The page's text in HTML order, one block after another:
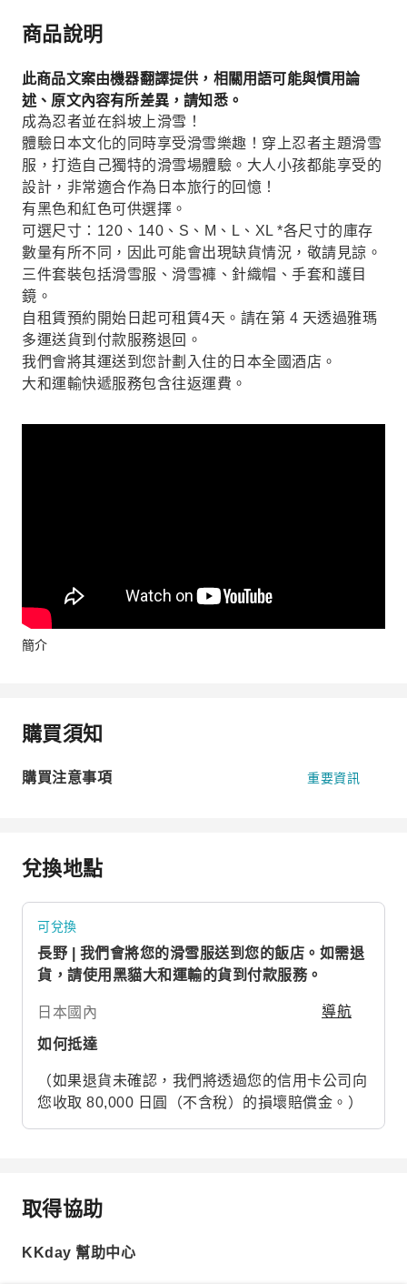
商品說明
此商品文案由機器翻譯提供，相關用語可能與慣用論
述、原文內容有所差異，請知悉。
成為忍者並在斜坡上滑雪！
體驗日本文化的同時享受滑雪樂趣！穿上忍者主題滑雪
服，打造自己獨特的滑雪場體驗。大人小孩都能享受的
設計，非常適合作為日本旅行的回憶！
有黑色和紅色可供選擇。
可選尺寸：120、140、S、M、L、XL *各尺寸的庫存
數量有所不同，因此可能會出現缺貨情況，敬請見諒。
三件套裝包括滑雪服、滑雪褲、針織帽、手套和護目
鏡。
自租賃預約開始日起可租賃4天。請在第 4 天透過雅瑪
多運送貨到付款服務退回。
我們會將其運送到您計劃入住的日本全國酒店。
大和運輸快遞服務包含往返運費。
簡介
購買須知
購買注意事項 重要資訊
兌換地點
可兌換
長野 | 我們會將您的滑雪服送到您的飯店。如需退
貨，請使用黑貓大和運輸的貨到付款服務。
日本國內 導航
如何抵達
（如果退貨未確認，我們將透過您的信用卡公司向
您收取 80,000 日圓（不含稅）的損壞賠償金。）
取得協助
KKday 幫助中心